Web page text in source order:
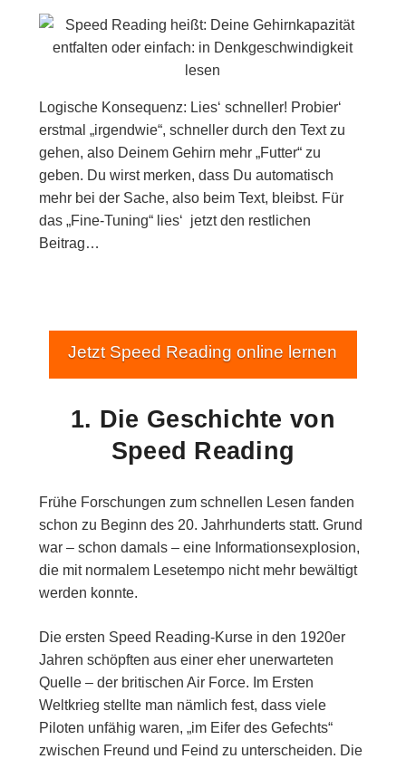
Logische Konsequenz: Lies‘ schneller! Probier‘
erstmal „irgendwie“, schneller durch den Text zu
gehen, also Deinem Gehirn mehr „Futter“ zu
geben. Du wirst merken, dass Du automatisch
mehr bei der Sache, also beim Text, bleibst. Für
das „Fine-Tuning“ lies‘ jetzt den restlichen
Beitrag…
Jetzt Speed Reading online lernen
1. Die Geschichte von
Speed Reading
Frühe Forschungen zum schnellen Lesen fanden
schon zu Beginn des 20. Jahrhunderts statt. Grund
war – schon damals – eine Informationsexplosion,
die mit normalem Lesetempo nicht mehr bewältigt
werden konnte.
Die ersten Speed Reading-Kurse in den 1920er
Jahren schöpften aus einer eher unerwarteten
Quelle – der britischen Air Force. Im Ersten
Weltkrieg stellte man nämlich fest, dass viele
Piloten unfähig waren, „im Eifer des Gefechts“
zwischen Freund und Feind zu unterscheiden. Die